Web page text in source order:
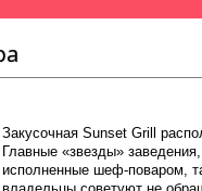
Закусочная Sunset Grill
Главные «звезды»
исполненные шеф-поваром,